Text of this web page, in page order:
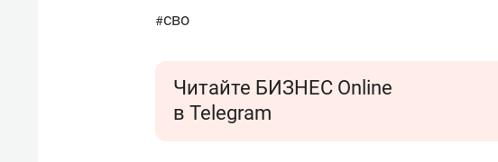
#сво
Читайте БИЗНЕС Online
в Telegram